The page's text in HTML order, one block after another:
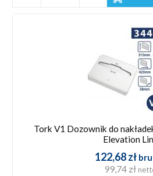
Tork V1 Dozownik do
Elevation
122,68 zł
99,74 zł